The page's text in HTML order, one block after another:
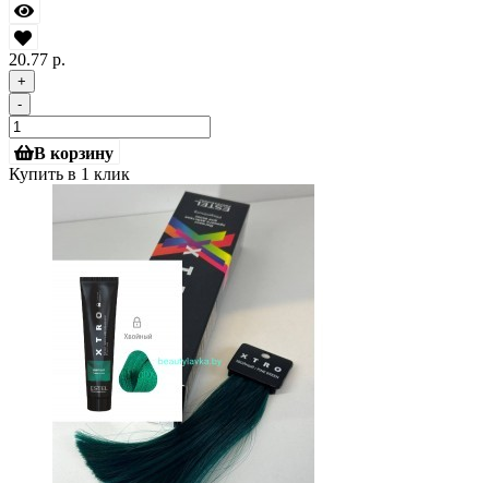
20.77 р.
+
-
В корзину
Купить в 1 клик